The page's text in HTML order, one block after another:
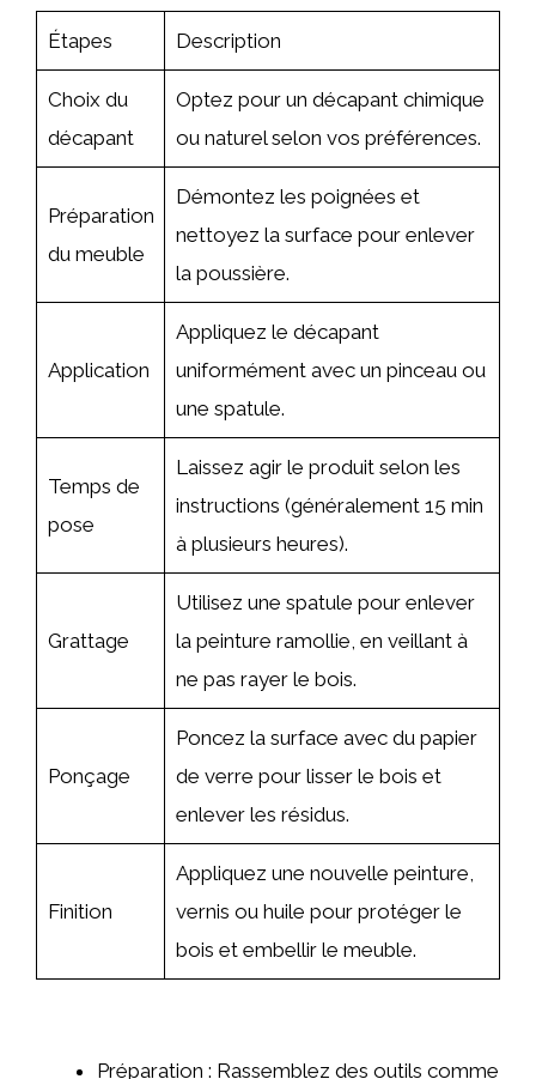
Étapes Description
Choix du
décapant
Optez pour un décapant chimique
ou naturel selon vos préférences.
Préparation
du meuble
Démontez les poignées et
nettoyez la surface pour enlever
la poussière.
Application
Appliquez le décapant
uniformément avec un pinceau ou
une spatule.
Temps de
pose
Laissez agir le produit selon les
instructions (généralement 15 min
à plusieurs heures).
Grattage
Utilisez une spatule pour enlever
la peinture ramollie, en veillant à
ne pas rayer le bois.
Ponçage
Poncez la surface avec du papier
de verre pour lisser le bois et
enlever les résidus.
Finition
Appliquez une nouvelle peinture,
vernis ou huile pour protéger le
bois et embellir le meuble.
Préparation : Rassemblez des outils comme